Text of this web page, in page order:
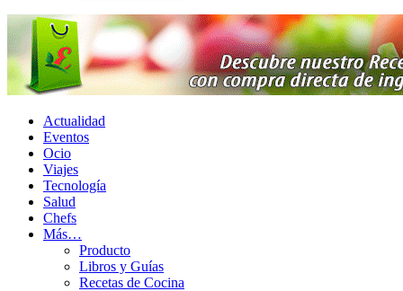
Actualidad
Eventos
Ocio
Viajes
Tecnología
Salud
Chefs
Más…
Producto
Libros y Guías
Recetas de Cocina